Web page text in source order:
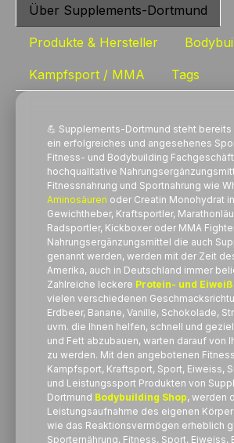
Über Supplements-Dortmund
Produkte & Hersteller
Kampfsport / MMA Tags
💪 Supplements-Dortmund steht
ein erfolgreiches und angesehenes
Fitness- und Bodybuilding
hochqualitative
Fitnessnahrung und Sportnahrung wie
Aminosäuren oder Creatin Monohydrat
Gewichtheber, Kraftsportler,
Radsportler, Kickboxer oder MMA
Nahrungsergänzungsmittel die auch
genannt werden, werden mit der Zeit
Amerika, auch in Deutschland immer
Zahlreiche leckere Protein- und Eiweiß
vielen verschiedenen
Erdbeer, Banane, Vanille, Schokolade,
uvm. die Ihnen helfen, schnell und
und Fett abzubauen, warten darauf von
zu werden. Mit den angebotenen
Kampfsport, Kraftsport, Sport, Eiweiss,
und Leistungssport Produkten von
Dortmund Bodybuilding Shop, werden
Leistungsaufnahme des eigenen
wie das Reaktionsvermögen erheblich
Sporternährung, Fitness, Sport, Eiweiss,